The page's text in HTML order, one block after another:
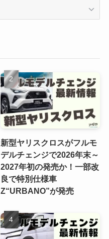
新型ヤリスクロスがフルモ
デルチェンジで2026年末～
2027年初の発売か！一部改
良で特別仕様車
Z“URBANO”が発売